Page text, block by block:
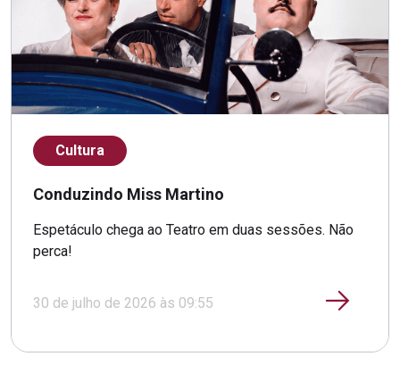
Cultura
Conduzindo Miss Martino
Espetáculo chega ao Teatro em duas sessões. Não
perca!
30 de julho de 2026 às 09:55